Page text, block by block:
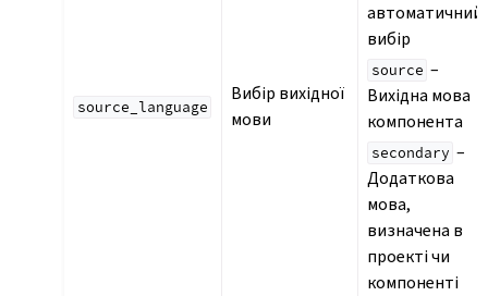
source_language
Вибір вихідної
мови
автоматичний
вибір
source –
Вихідна мова
компонента
secondary –
Додаткова
мова,
визначена в
проекті чи
компоненті